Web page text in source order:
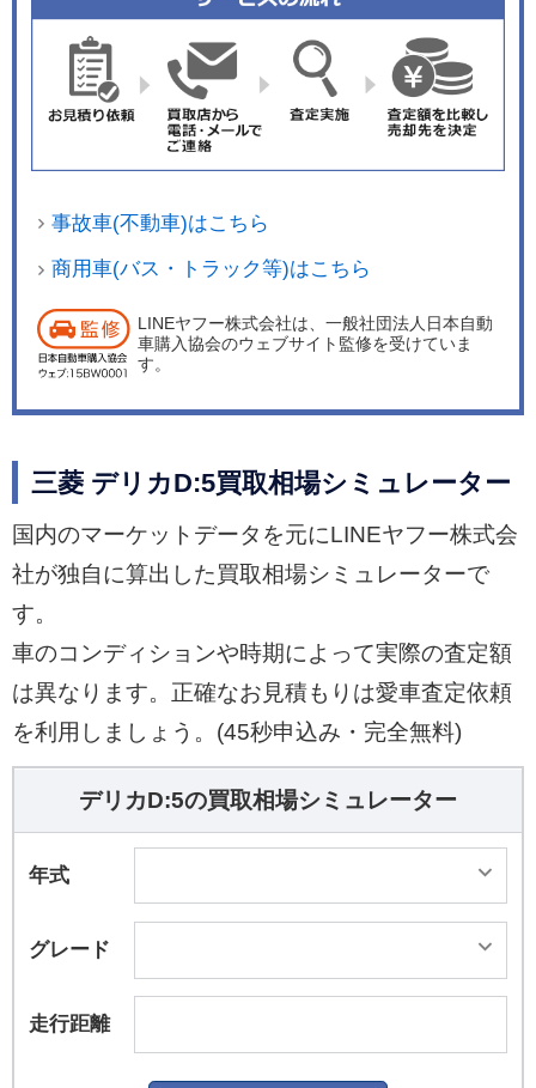
事故車(不動車)はこちら
商用車(バス・トラック等)はこちら
LINEヤフー株式会社は、一般社団法人日本自動
車購入協会のウェブサイト監修を受けていま
す。
三菱 デリカD:5買取相場シミュレーター
国内のマーケットデータを元にLINEヤフー株式会
社が独自に算出した買取相場シミュレーターで
す。
車のコンディションや時期によって実際の査定額
は異なります。正確なお見積もりは愛車査定依頼
を利用しましょう。(45秒申込み・完全無料)
デリカD:5の買取相場シミュレーター
年式
グレード
走行距離